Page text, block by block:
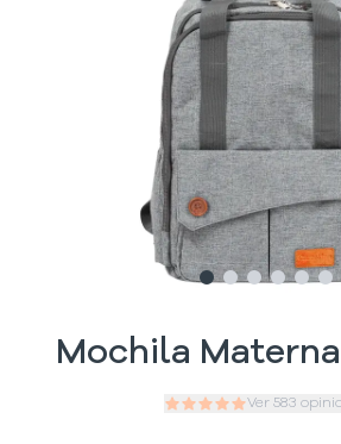
Slide1
Slide2
Slide3
Slide4
Slide
Mochila
Ver 583